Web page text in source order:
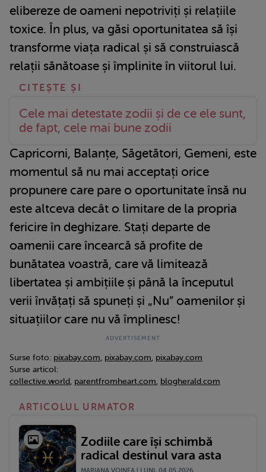
elibereze de oameni nepotriviți și relațiile
toxice. În plus, va găsi oportunitatea să își
transforme viața radical și să construiască
relații sănătoase și împlinite în viitorul lui.
Cele mai detestate zodii și de ce ele sunt,
de fapt, cele mai bune zodii
Capricorni, Balanțe, Săgetători, Gemeni, este
momentul să nu mai acceptați orice
propunere care pare o oportunitate însă nu
este altceva decât o limitare de la propria
fericire în deghizare. Stați departe de
oamenii care încearcă să profite de
bunătatea voastră, care vă limitează
libertatea și ambițiile și până la începutul
verii învățați să spuneți și „Nu” oamenilor și
situațiilor care nu vă împlinesc!
Surse foto: pixabay.com pixabay.com pixabay.com
Surse articol:
collective.world
parentfromheart.com blogherald.com
ARTICOLUL URMATOR
Zodiile care își schimbă
radical destinul vara asta